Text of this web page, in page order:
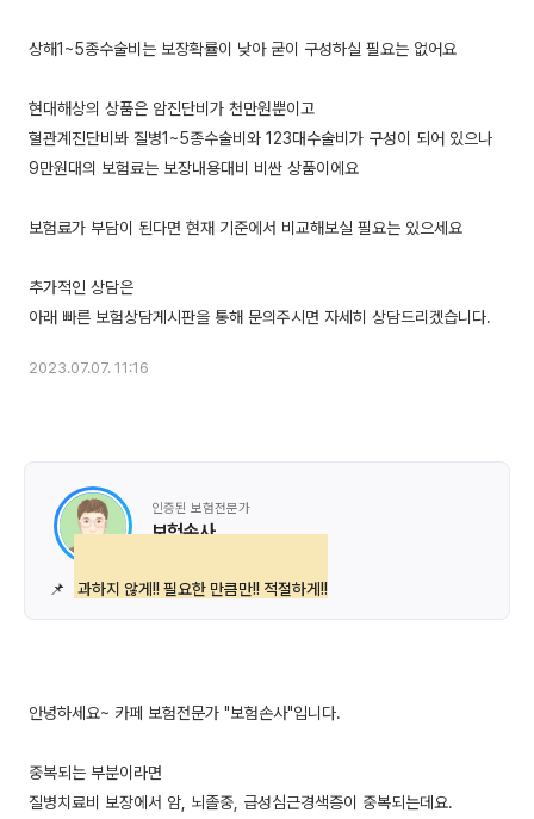
상해1~5종수술비는 보장확률이 낮아 굳이 구성하실 필요는 없어요
현대해상의 상품은 암진단비가 천만원뿐이고
혈관계진단비봐 질병1~5종수술비와 123대수술비가 구성이 되어 있으나
9만원대의 보험료는 보장내용대비 비싼 상품이에요
보험료가 부담이 된다면 현재 기준에서 비교해보실 필요는 있으세요
추가적인 상담은
2023.07.07. 11:16
인증된 보험전문가
보험손사
📌 과하지 않게!! 필요한 만큼만!! 적절하게!!
안녕하세요~ 카페 보험전문가 "보험손사"입니다.
중복되는 부분이라면
질병치료비 보장에서 암, 뇌졸중, 급성심근경색증이 중복되는데요.